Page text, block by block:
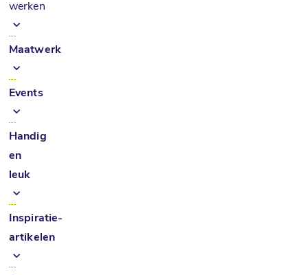
werken
Maatwerk
Events
Handig
en
leuk
Inspiratie-
artikelen